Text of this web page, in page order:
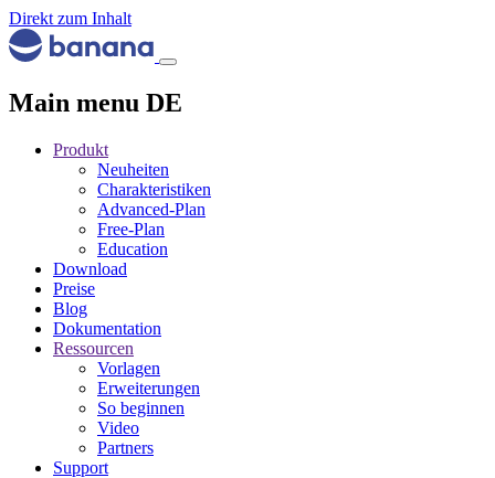
Direkt zum Inhalt
Main menu DE
Produkt
Neuheiten
Charakteristiken
Advanced-Plan
Free-Plan
Education
Download
Preise
Blog
Dokumentation
Ressourcen
Vorlagen
Erweiterungen
So beginnen
Video
Partners
Support